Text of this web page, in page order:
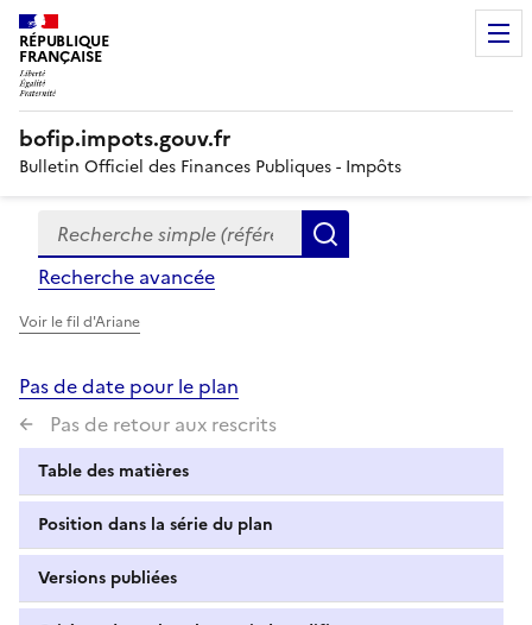
RÉPUBLIQUE
FRANÇAISE
bofip.impots.gouv.fr
Bulletin Officiel des Finances Publiques - Impôts
Formulaire
de
recherche
Recherche simple (références, mots clés, partie du
Recherche avancée
Voir le fil d'Ariane
Pas de date pour le plan
Pas de retour aux rescrits
Table des matières
Position dans la série du plan
Versions publiées